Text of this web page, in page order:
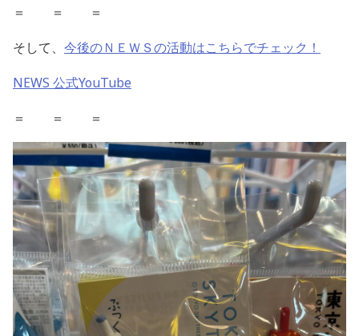
＝ ＝ ＝
そして、 今後のＮＥＷＳの活動はこちらでチェック！
NEWS 公式YouTube
＝ ＝ ＝